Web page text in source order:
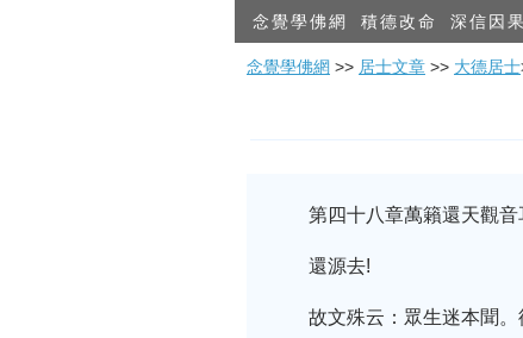
念覺學佛網 積德改命 深信因果
念覺學佛網 >> 居士文章 >> 大德居士
第四十八章萬籟還天觀音
還源去!
故文殊云：眾生迷本聞